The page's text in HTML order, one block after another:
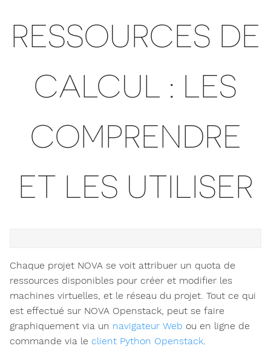
RESSOURCES DE
CALCUL : LES
COMPRENDRE
ET LES UTILISER
Chaque projet NOVA se voit attribuer un quota de
ressources disponibles pour créer et modifier les
machines virtuelles, et le réseau du projet. Tout ce qui
est effectué sur NOVA Openstack, peut se faire
graphiquement via un navigateur Web ou en ligne de
commande via le client Python Openstack